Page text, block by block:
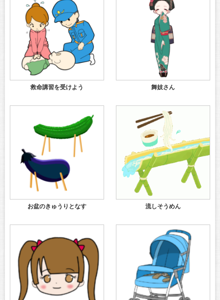
救命講習を受けよう 舞妓さん
お盆のきゅうりとなす 流しそうめん